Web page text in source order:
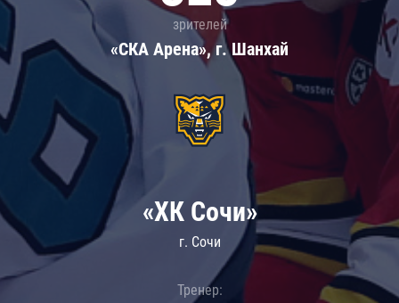
зрителей
«СКА Арена», г. Шанхай
«ХК Сочи»
г. Сочи
Тренер: